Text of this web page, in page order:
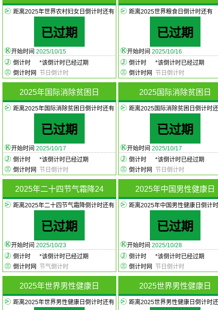
距离2025年世界农村妇女日倒计时还有
已过期
开始时间 2025/10/15
倒计时
*该倒计时已经过期
倒计时网
节日倒计时
距离2025世界粮食日倒计时还有
已过期
开始时间 2025/10/16
倒计时
*该倒计时已经过期
倒计时网
节日倒计时
2025年国际消除贫困日
距离2025年国际消除贫困日倒计时还有
已过期
开始时间 2025/10/17
倒计时
*该倒计时已经过期
倒计时网
节日倒计时
2025国际消除贫困日
距离2025国际消除贫困日倒计时
已过期
开始时间 2025/10/17
倒计时
*该倒计时已经过期
倒计时网
节日倒计时
2025年二十四节气霜降24
距离2025年二十四节气霜降倒计时还有
已过期
开始时间 2025/10/23
倒计时
*该倒计时已经过期
倒计时网
节气倒计时
2025年中国男性健康日
距离2025年中国男性健康日倒计
已过期
开始时间 2025/10/28
倒计时
*该倒计时已经过期
倒计时网
节日倒计时
2025年世界男性健康日
距离2025年世界男性健康日倒计时还有
2025世界男性健康日
距离2025世界男性健康日倒计时